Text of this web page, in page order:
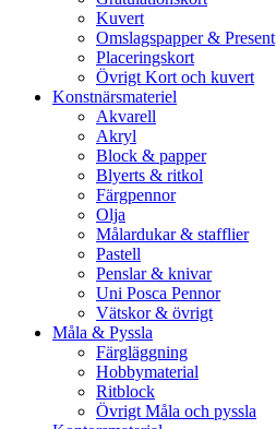
Kuvert
Omslagspapper & Present
Placeringskort
Övrigt Kort och kuvert
Konstnärsmateriel
Akvarell
Akryl
Block & papper
Blyerts & ritkol
Färgpennor
Olja
Målardukar & stafflier
Pastell
Penslar & knivar
Uni Posca Pennor
Vätskor & övrigt
Måla & Pyssla
Färgläggning
Hobbymaterial
Ritblock
Övrigt Måla och pyssla